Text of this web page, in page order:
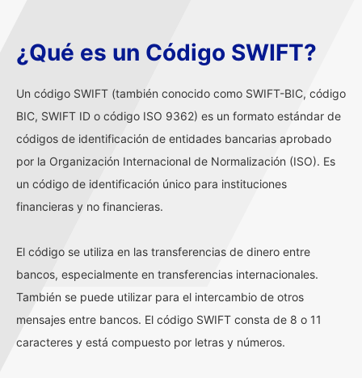
¿Qué es un Código SWIFT?
Un código SWIFT (también conocido como SWIFT-BIC, código
BIC, SWIFT ID o código ISO 9362) es un formato estándar de
códigos de identificación de entidades bancarias aprobado
por la Organización Internacional de Normalización (ISO). Es
un código de identificación único para instituciones
financieras y no financieras.
El código se utiliza en las transferencias de dinero entre
bancos, especialmente en transferencias internacionales.
También se puede utilizar para el intercambio de otros
mensajes entre bancos. El código SWIFT consta de 8 o 11
caracteres y está compuesto por letras y números.